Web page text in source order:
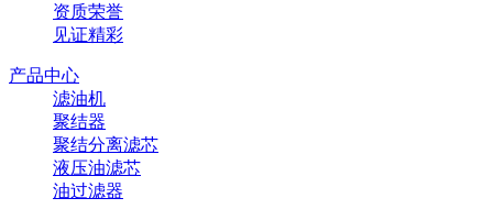
资质荣誉
见证精彩
产品中心
滤油机
聚结器
聚结分离滤芯
液压油滤芯
油过滤器